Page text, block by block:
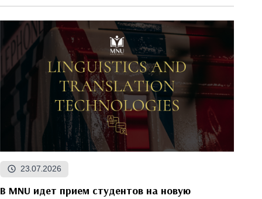
23.07.2026
В MNU идет прием студентов на новую